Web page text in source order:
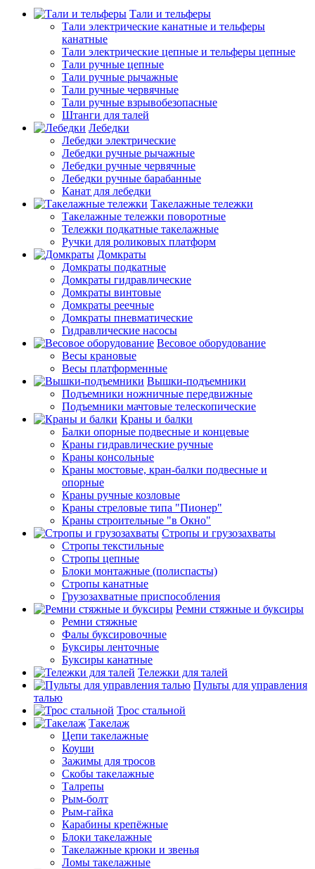
Тали и тельферы
Тали электрические канатные и тельферы
канатные
Тали электрические цепные и тельферы цепные
Тали ручные цепные
Тали ручные рычажные
Тали ручные червячные
Тали ручные взрывобезопасные
Штанги для талей
Лебедки
Лебедки электрические
Лебедки ручные рычажные
Лебедки ручные червячные
Лебедки ручные барабанные
Канат для лебедки
Такелажные тележки
Такелажные тележки поворотные
Тележки подкатные такелажные
Ручки для роликовых платформ
Домкраты
Домкраты подкатные
Домкраты гидравлические
Домкраты винтовые
Домкраты реечные
Домкраты пневматические
Гидравлические насосы
Весовое оборудование
Весы крановые
Весы платформенные
Вышки-подъемники
Подъемники ножничные передвижные
Подъемники мачтовые телескопические
Краны и балки
Балки опорные подвесные и концевые
Краны гидравлические ручные
Краны консольные
Краны мостовые, кран-балки подвесные и
опорные
Краны ручные козловые
Краны стреловые типа "Пионер"
Краны строительные "в Окно"
Стропы и грузозахваты
Стропы текстильные
Стропы цепные
Блоки монтажные (полиспасты)
Стропы канатные
Грузозахватные приспособления
Ремни стяжные и буксиры
Ремни стяжные
Фалы буксировочные
Буксиры ленточные
Буксиры канатные
Тележки для талей
Пульты для управления
талью
Трос стальной
Такелаж
Цепи такелажные
Коуши
Зажимы для тросов
Скобы такелажные
Талрепы
Рым-болт
Рым-гайка
Карабины крепёжные
Блоки такелажные
Такелажные крюки и звенья
Ломы такелажные